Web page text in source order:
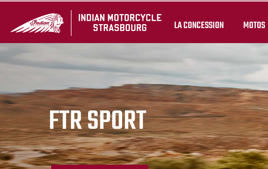
LA CONCESSION MOTOS
FTR SPORT